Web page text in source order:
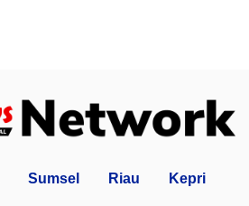
Sumsel Riau Kepri